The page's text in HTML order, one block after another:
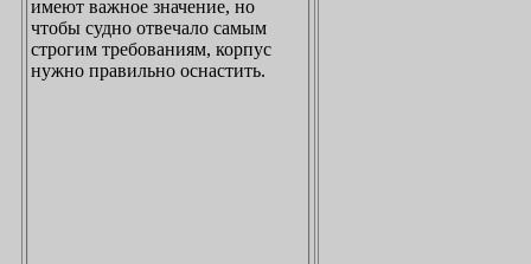
имеют важное значение, но
чтобы судно отвечало самым
строгим требованиям, корпус
нужно правильно оснастить.